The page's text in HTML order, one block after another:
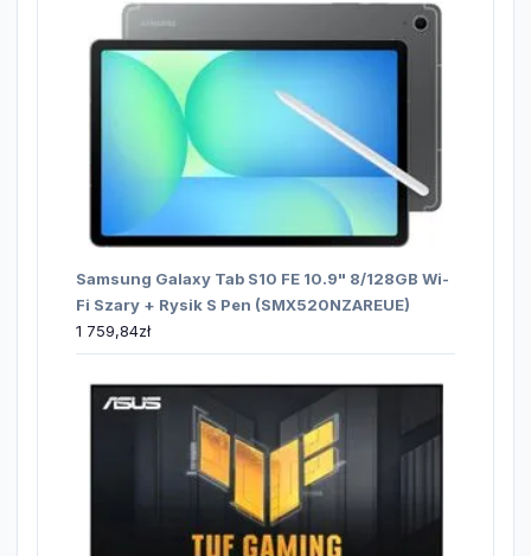
Samsung Galaxy Tab S10 FE 10.9" 8/128GB Wi-
Fi Szary + Rysik S Pen (SMX520NZAREUE)
1 759,84zł